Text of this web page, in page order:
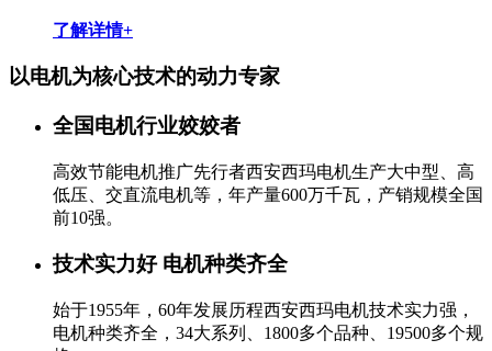
了解详情+
以电机为核心技术的动力专家
全国电机行业姣姣者
高效节能电机推广先行者西安西玛电机生产大中型、高
低压、交直流电机等，年产量600万千瓦，产销规模全国
前10强。
技术实力好 电机种类齐全
始于1955年，60年发展历程西安西玛电机技术实力强，
电机种类齐全，34大系列、1800多个品种、19500多个规